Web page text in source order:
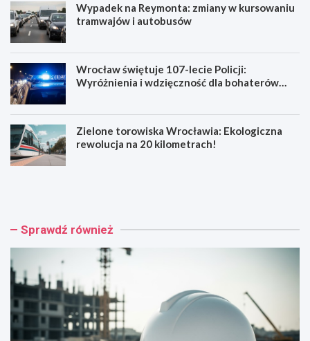
Wypadek na Reymonta: zmiany w kursowaniu
tramwajów i autobusów
Wrocław świętuje 107-lecie Policji:
Wyróżnienia i wdzięczność dla bohaterów
Zielone torowiska Wrocławia: Ekologiczna
rewolucja na 20 kilometrach!
R
a
a
b
a
r
o
W
e
a
R
e
y
m
Sprawdź również